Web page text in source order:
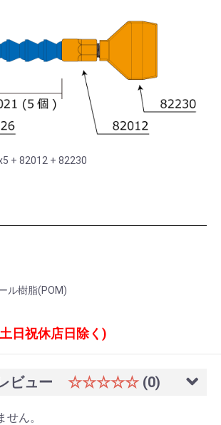
+ 82012 + 82230
ル樹脂(POM)
日祝休店日除く)
ビュー ☆☆☆☆☆ (0)
ん。